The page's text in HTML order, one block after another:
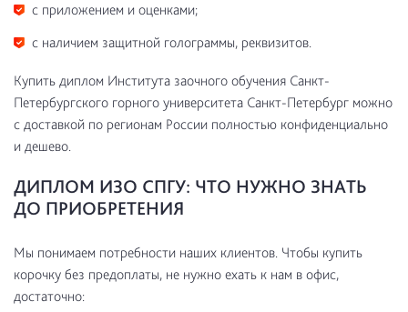
с приложением и оценками;
с наличием защитной голограммы, реквизитов.
Купить диплом Института заочного обучения Санкт-
Петербургского горного университета Санкт-Петербург можно
с доставкой по регионам России полностью конфиденциально
и дешево.
ДИПЛОМ ИЗО СПГУ: ЧТО НУЖНО ЗНАТЬ
ДО ПРИОБРЕТЕНИЯ
Мы понимаем потребности наших клиентов. Чтобы купить
корочку без предоплаты, не нужно ехать к нам в офис,
достаточно: